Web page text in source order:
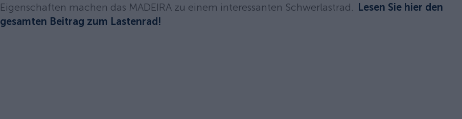
Eigenschaften machen das MADEIRA zu einem interessanten Schwerlastrad. Lesen Sie hier den
gesamten Beitrag zum Lastenrad!